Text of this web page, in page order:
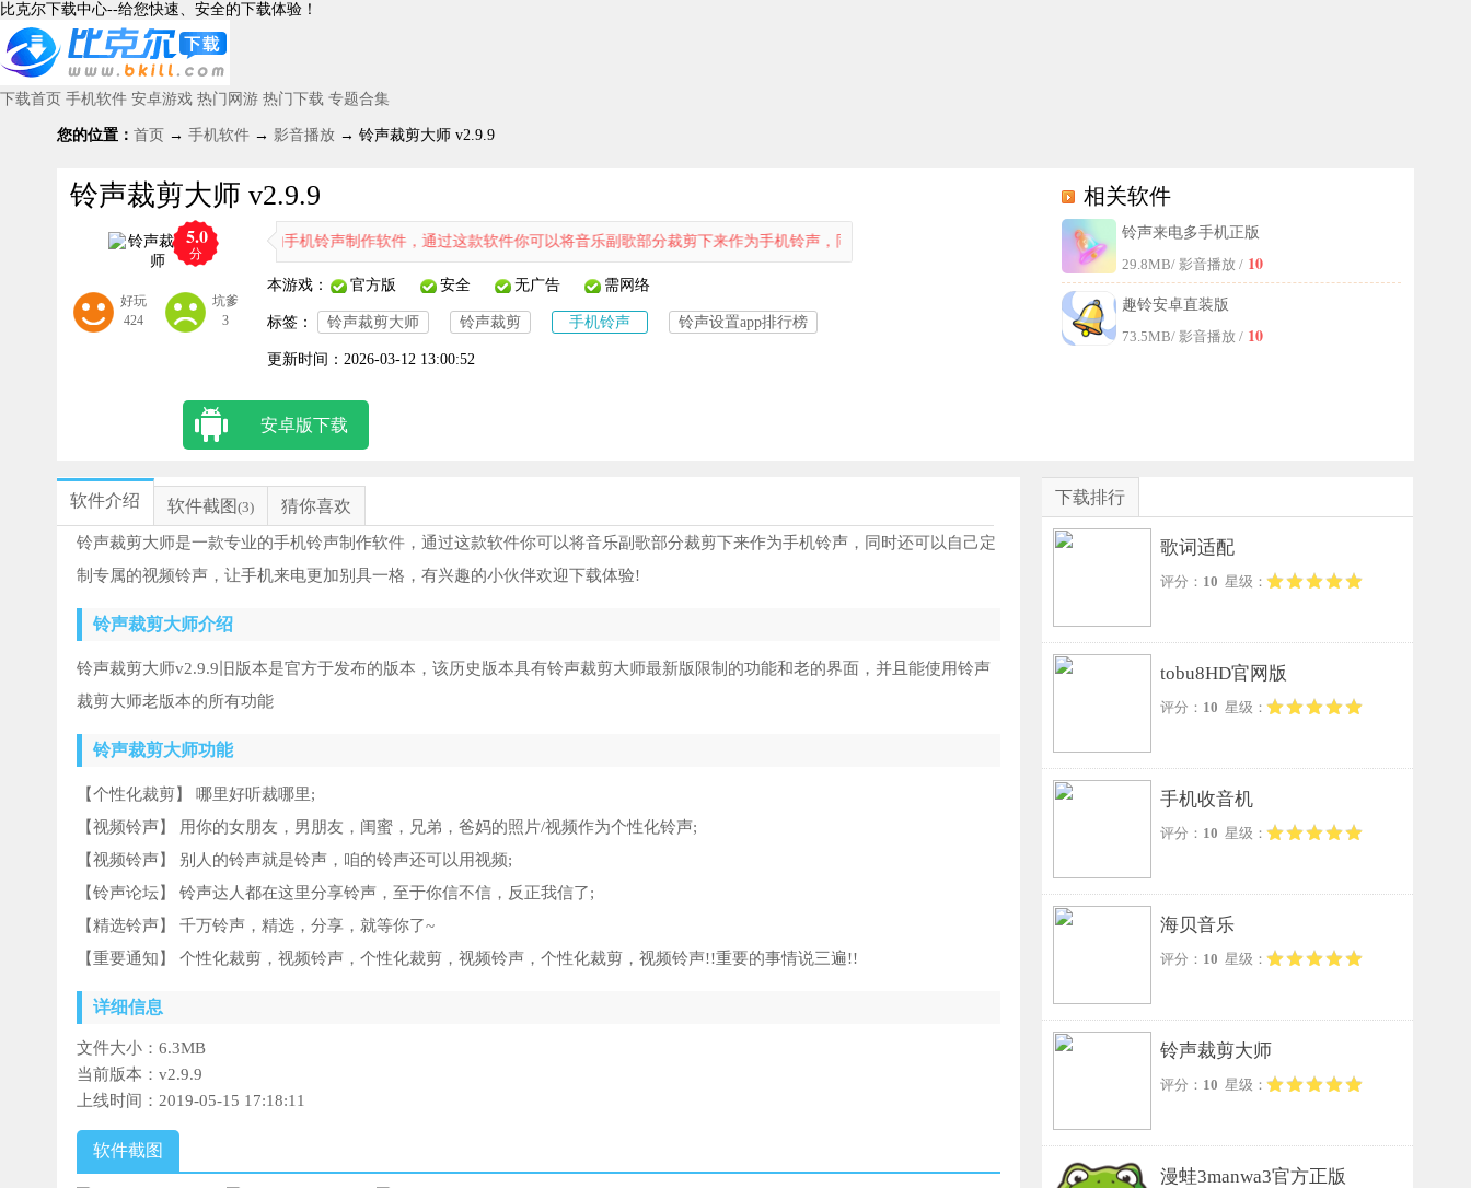
比克尔下载中心--给您快速、安全的下载体验！
下载首页 手机软件 安卓游戏 热门网游 热门下载 专题合集
您的位置： 首页 → 手机软件 → 影音播放 → 铃声裁剪大师 v2.9.9
铃声裁剪大师 v2.9.9
5.0
分
好玩
424
坑爹
3
铃声裁剪大师是一款专业的手机铃声制作软件，通过这款软件你可以将音乐副歌部分裁剪下来作为手机铃声，同时还可以自己定制专属的视频铃声，让手机来电更加别具一格，有兴趣的小伙伴欢迎下载体验！
本游戏： 官方版 安全 无广告 需网络
标签： 铃声裁剪大师 铃声裁剪 手机铃声 铃声设置app排行榜
更新时间： 2026-03-12 13:00:52
安卓版下载
相关软件
铃声来电多手机正版
29.8MB/ 影音播放 / 10
趣铃安卓直装版
73.5MB/ 影音播放 / 10
软件介绍 软件截图 (3) 猜你喜欢
铃声裁剪大师是一款专业的手机铃声制作软件，通过这款软件你可以将音乐副歌部分裁剪下来作为手机铃声，同时还可以自己定
制专属的视频铃声，让手机来电更加别具一格，有兴趣的小伙伴欢迎下载体验!
铃声裁剪大师介绍
铃声裁剪大师v2.9.9旧版本是官方于发布的版本，该历史版本具有铃声裁剪大师最新版限制的功能和老的界面，并且能使用铃声
裁剪大师老版本的所有功能
铃声裁剪大师功能
【个性化裁剪】 哪里好听裁哪里;
【视频铃声】 用你的女朋友，男朋友，闺蜜，兄弟，爸妈的照片/视频作为个性化铃声;
【视频铃声】 别人的铃声就是铃声，咱的铃声还可以用视频;
【铃声论坛】 铃声达人都在这里分享铃声，至于你信不信，反正我信了;
【精选铃声】 千万铃声，精选，分享，就等你了~
【重要通知】 个性化裁剪，视频铃声，个性化裁剪，视频铃声，个性化裁剪，视频铃声!!重要的事情说三遍!!
详细信息
文件大小： 6.3MB
当前版本： v2.9.9
上线时间： 2019-05-15 17:18:11
软件截图
下载排行
歌词适配
评分： 10 星级：
tobu8HD官网版
评分： 10 星级：
手机收音机
评分： 10 星级：
海贝音乐
评分： 10 星级：
铃声裁剪大师
评分： 10 星级：
漫蛙3manwa3官方正版